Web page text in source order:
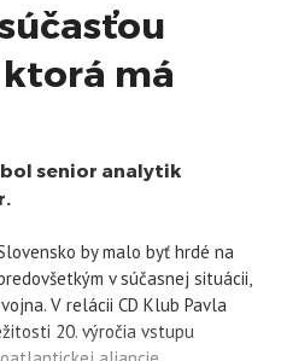
má
senior analytik
by malo byť hrdé na
v súčasnej situácii,
V relácii CD Klub Pavla
20. výročia vstupu